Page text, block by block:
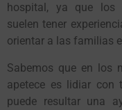
hospital, ya que los
suelentener exper
orientar a las familias
Sabemos que en los
apetece es lidiar con
puede resultar una